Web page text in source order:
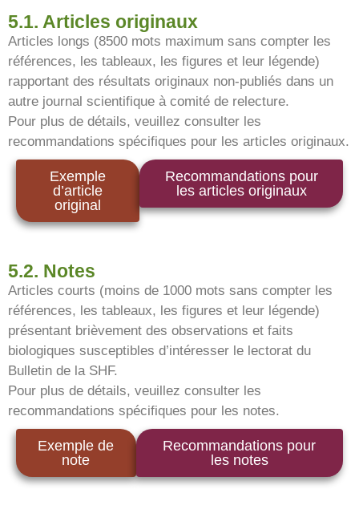
5.1. Articles originaux
Articles longs (8500 mots maximum sans compter les
références, les tableaux, les figures et leur légende)
rapportant des résultats originaux non-publiés dans un
autre journal scientifique à comité de relecture.
Pour plus de détails, veuillez consulter les
recommandations spécifiques pour les articles originaux.
Exemple
d’article
original
Recommandations pour
les articles originaux
5.2. Notes
Articles courts (moins de 1000 mots sans compter les
références, les tableaux, les figures et leur légende)
présentant brièvement des observations et faits
biologiques susceptibles d’intéresser le lectorat du
Bulletin de la SHF.
Pour plus de détails, veuillez consulter les
recommandations spécifiques pour les notes.
Exemple de
note
Recommandations pour
les notes